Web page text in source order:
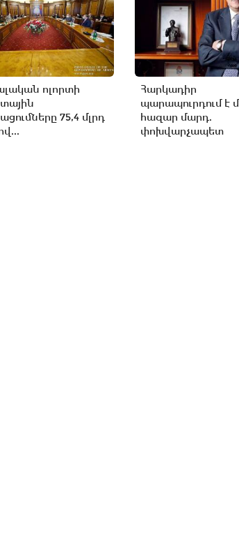
ոլորտի
75,4 մլրդ
Հարկադիր
պարապուրդում է
հազար մարդ.
փոխվարչապետ